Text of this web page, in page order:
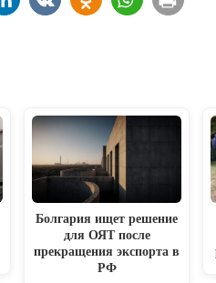
Болгария ищет решение
для ОЯТ после
прекращения экспорта в
РФ